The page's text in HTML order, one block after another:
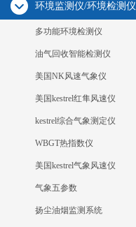
环境监测仪/环境检测仪
多功能环境检测仪
油气回收智能检测仪
美国NK风速气象仪
美国kestrel红隼风速仪
kestrel综合气象测定仪
WBGT热指数仪
美国kestrel气象风速仪
气象五参数
扬尘油烟监测系统